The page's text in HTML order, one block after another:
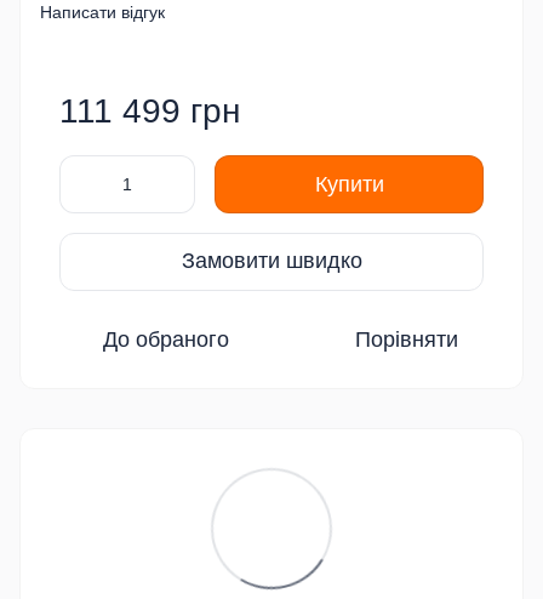
Написати відгук
111 499 грн
Купити
Замовити швидко
До обраного Порівняти